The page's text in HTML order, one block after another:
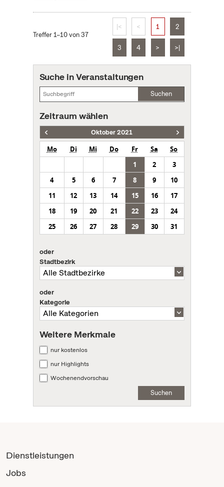
Treffer 1–10 von 37
|< < 1 2
3 4 > >|
Suche in Veranstaltungen
Suchen
Zeitraum wählen
Oktober 2021
Mo Di Mi Do Fr Sa
So
1
2
3
4
5 6 7 8 9
10
11
12 13 14 15 16
17
18
19 20 21 22 23
24
25
26 27 28 29 30 31
oder
Stadtbezirk
oder
Kategorie
Weitere Merkmale
nur kostenlos
nur Highlights
Wochenendvorschau
Suchen
Dienstleistungen
Jobs